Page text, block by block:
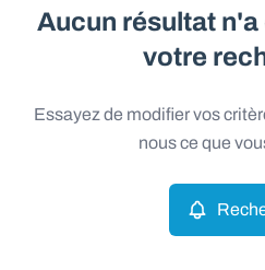
Meix-Devant-Virton (6769)
Terrain Remove
Vue
Recherche Trier par
Aucun résultat
votre
Essayez de modifier vos
nous ce que